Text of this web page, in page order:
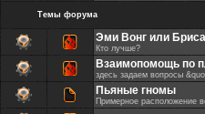
Темы форума
Эми Вонг или
Кто лучше?
Взаимопомощь по
здесь задаем вопросы
Пьяные гномы
Примерное расположение